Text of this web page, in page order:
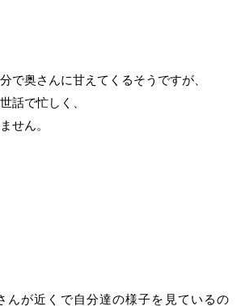
で奥さんに甘えてくるそうですが、
話で忙しく、
せん。
んが近くで自分達の様子を見ているの